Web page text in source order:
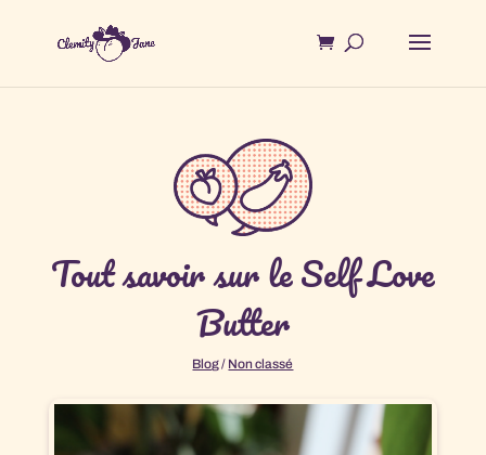
Tout savoir sur le Self Love
Butter
Blog/ Non classé